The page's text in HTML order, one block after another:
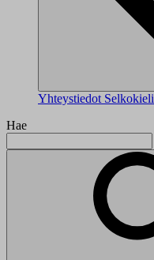
Yhteystiedot Selkokieli
Hae